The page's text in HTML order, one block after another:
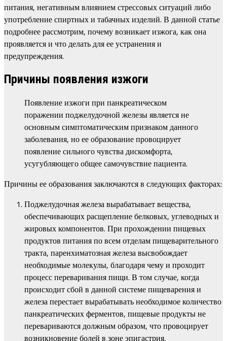
питания, негативным влиянием стрессовых ситуаций либо
употребление спиртных и табачных изделий. В данной статье
подробнее рассмотрим, почему возникает изжога, как она
проявляется и что делать для ее устранения и
предупреждения.
Причины появления изжоги
Появление изжоги при панкреатическом
поражении поджелудочной железы является не
основным симптоматическим признаком данного
заболевания, но ее образование провоцирует
появление сильного чувства дискомфорта,
усугубляющего общее самочувствие пациента.
Причины ее образования заключаются в следующих факторах:
Поджелудочная железа вырабатывает вещества,
обеспечивающих расщепление белковых, углеводных и
жировых компонентов. При прохождении пищевых
продуктов питания по всем отделам пищеварительного
тракта, паренхиматозная железа высвобождает
необходимые молекулы, благодаря чему и проходит
процесс переваривания пищи. В том случае, когда
происходит сбой в данной системе пищеварения и
железа перестает вырабатывать необходимое количество
панкреатических ферментов, пищевые продукты не
перевариваются должным образом, что провоцирует
возникновение болей в зоне эпигастрия,